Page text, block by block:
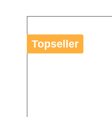
Topseller